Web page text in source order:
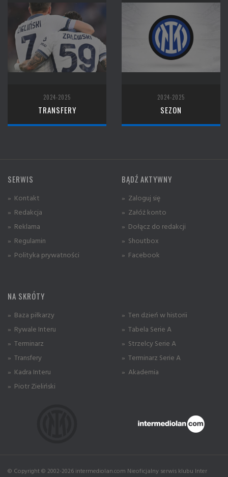
2024-2025
TRANSFERY
2024-2025
SEZON
SERWIS
» Kontakt
» Redakcja
» Reklama
» Regulamin
» Polityka prywatności
BĄDŹ AKTYWNY
» Zaloguj się
» Załóż konto
» Dołącz do redakcji
» Shoutbox
» Facebook
NA SKRÓTY
» Baza piłkarzy
» Rywale Interu
» Terminarz
» Transfery
» Kadra Interu
» Piotr Zieliński
» Ten dzień w historii
» Tabela Serie A
» Strzelcy Serie A
» Terminarz Serie A
» Akademia
© Copyright © 2002-2026 intermediolan.com Nieoficjalny serwis klubu Inter